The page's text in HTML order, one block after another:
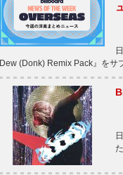
Dew (Donk) Remix Pack』をサ